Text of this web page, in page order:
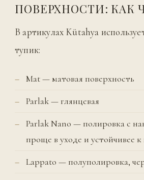
ПОВЕРХНОСТИ: КАК
В артикулах Kütahya
тупик:
Mat — матовая поверхность
Parlak — глянцевая
Parlak Nano — полировка с
проще в уходе и устойчивее
Lappato — полуполировка,